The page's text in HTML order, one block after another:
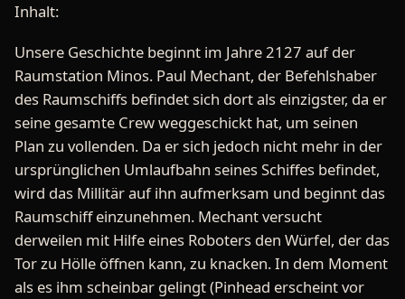
Inhalt:
Unsere Geschichte beginnt im Jahre 2127 auf der
Raumstation Minos. Paul Mechant, der Befehlshaber
des Raumschiffs befindet sich dort als einzigster, da er
seine gesamte Crew weggeschickt hat, um seinen
Plan zu vollenden. Da er sich jedoch nicht mehr in der
ursprünglichen Umlaufbahn seines Schiffes befindet,
wird das Millitär auf ihn aufmerksam und beginnt das
Raumschiff einzunehmen. Mechant versucht
derweilen mit Hilfe eines Roboters den Würfel, der das
Tor zu Hölle öffnen kann, zu knacken. In dem Moment
als es ihm scheinbar gelingt (Pinhead erscheint vor